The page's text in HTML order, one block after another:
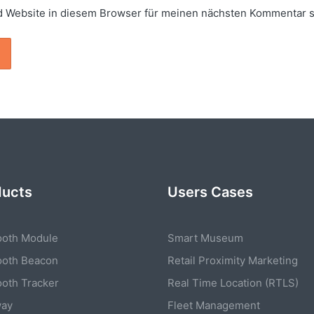
Website in diesem Browser für meinen nächsten Kommentar
Module
Beacon
Tracker
Users Cases
Smart Museum
Retail Proximity Marketing
Real Time Location (RTLS)
Fleet Management